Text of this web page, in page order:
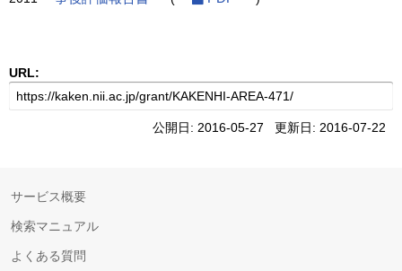
URL:
公開日: 2016-05-27 更新日: 2016-07-22
サービス概要
検索マニュアル
よくある質問